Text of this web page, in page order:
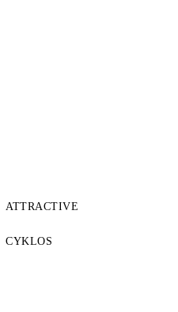
ATTRACTIVE
CYKLOS